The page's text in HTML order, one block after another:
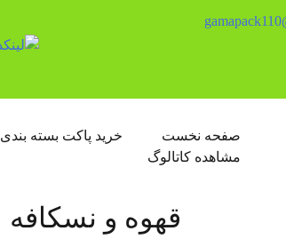
صفحه نخست خرید پاکت بسته بندی
مشاهده کاتالوگ
قهوه و نسکافه